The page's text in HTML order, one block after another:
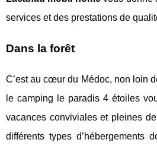
services et des prestations de
Dans la forêt
C’est au cœur du Médoc, non loin
le camping le paradis 4 étoiles
vacances conviviales et pleines
différents types d’hébergements